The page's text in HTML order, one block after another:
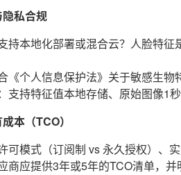
私合规
持本地化部署或混合云？人脸特
《个人信息保护法》关于敏感生物
：支持特征值本地存储、原始图像1
本（TCO）
可模式（订阅制 vs 永久授权）、
商应提供3年或5年的TCO清单，并